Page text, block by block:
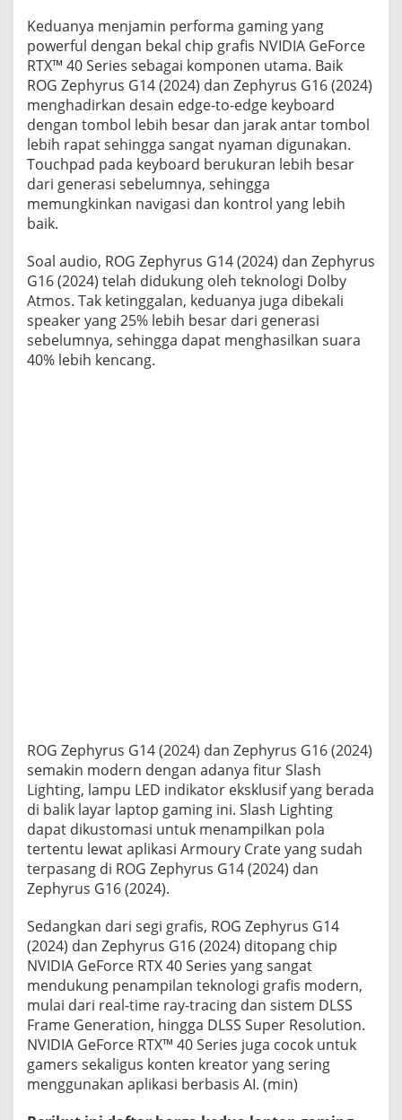
Keduanya menjamin performa gaming yang
powerful dengan bekal chip grafis NVIDIA GeForce
RTX™ 40 Series sebagai komponen utama. Baik
ROG Zephyrus G14 (2024) dan Zephyrus G16 (2024)
menghadirkan desain edge-to-edge keyboard
dengan tombol lebih besar dan jarak antar tombol
lebih rapat sehingga sangat nyaman digunakan.
Touchpad pada keyboard berukuran lebih besar
dari generasi sebelumnya, sehingga
memungkinkan navigasi dan kontrol yang lebih
baik.
Soal audio, ROG Zephyrus G14 (2024) dan Zephyrus
G16 (2024) telah didukung oleh teknologi Dolby
Atmos. Tak ketinggalan, keduanya juga dibekali
speaker yang 25% lebih besar dari generasi
sebelumnya, sehingga dapat menghasilkan suara
40% lebih kencang.
ROG Zephyrus G14 (2024) dan Zephyrus G16 (2024)
semakin modern dengan adanya fitur Slash
Lighting, lampu LED indikator eksklusif yang berada
di balik layar laptop gaming ini. Slash Lighting
dapat dikustomasi untuk menampilkan pola
tertentu lewat aplikasi Armoury Crate yang sudah
terpasang di ROG Zephyrus G14 (2024) dan
Zephyrus G16 (2024).
Sedangkan dari segi grafis, ROG Zephyrus G14
(2024) dan Zephyrus G16 (2024) ditopang chip
NVIDIA GeForce RTX 40 Series yang sangat
mendukung penampilan teknologi grafis modern,
mulai dari real-time ray-tracing dan sistem DLSS
Frame Generation, hingga DLSS Super Resolution.
NVIDIA GeForce RTX™ 40 Series juga cocok untuk
gamers sekaligus konten kreator yang sering
menggunakan aplikasi berbasis AI. (min)